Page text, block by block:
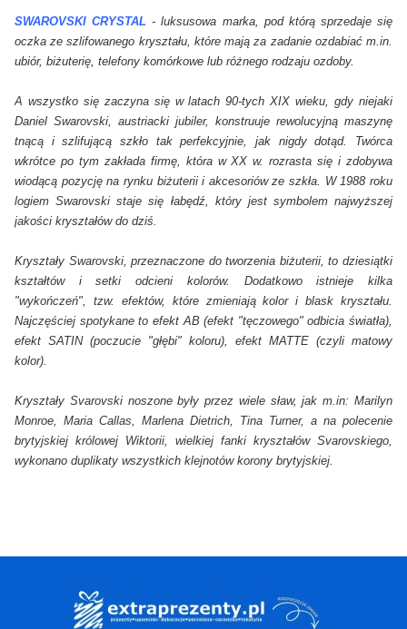
SWAROVSKI CRYSTAL -luksusowa marka, pod którą sprzedaje się
oczka ze szlifowanego kryształu, które mają za zadanie ozdabiać m.in.
ubiór, biżuterię, telefony komórkowe lub różnego rodzaju ozdoby.
A wszystko się zaczyna się w latach 90-tych XIX wieku, gdy niejaki
Daniel Swarovski, austriacki jubiler, konstruuje rewolucyjną maszynę
tnącą i szlifującą szkło tak perfekcyjnie, jak nigdy dotąd. Twórca
wkrótce po tym zakłada firmę, która w XX w. rozrasta się i zdobywa
wiodącą pozycję na rynku biżuterii i akcesoriów ze szkła. W 1988 roku
logiem Swarovski staje się łabędź, który jest symbolem najwyższej
jakości kryształów do dziś.
Kryształy Swarovski, przeznaczone do tworzenia biżuterii, to dziesiątki
kształtów i setki odcieni kolorów. Dodatkowo istnieje kilka
"wykończeń", tzw. efektów, które zmieniają kolor i blask kryształu.
Najczęściej spotykane to efekt AB (efekt "tęczowego" odbicia światła),
efekt SATIN (poczucie "głębi" koloru), efekt MATTE (czyli matowy
kolor).
Kryształy Svarovski noszone były przez wiele sław, jak m.in: Marilyn
Monroe, Maria Callas, Marlena Dietrich, Tina Turner, a na polecenie
brytyjskiej królowej Wiktorii, wielkiej fanki kryształów Svarovskiego,
wykonano duplikaty wszystkich klejnotów korony brytyjskiej.